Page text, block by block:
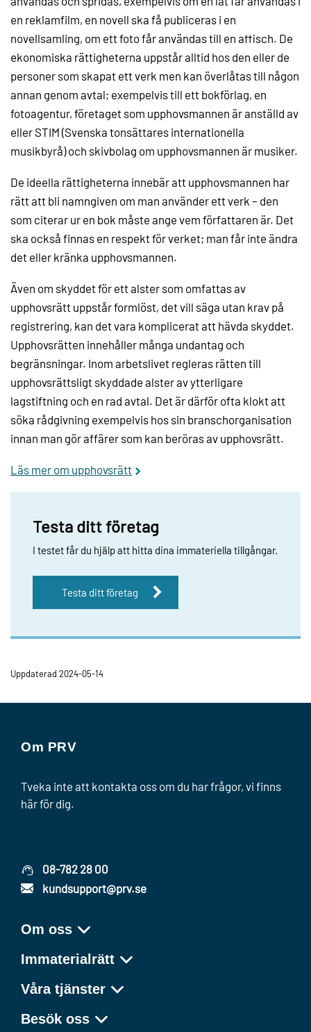
en reklamfilm, en novell ska få publiceras i en
novellsamling, om ett foto får användas till en affisch. De
ekonomiska rättigheterna uppstår alltid hos den eller de
personer som skapat ett verk men kan överlåtas till någon
annan genom avtal; exempelvis till ett bokförlag, en
fotoagentur, företaget som upphovsmannen är anställd av
eller STIM (Svenska tonsättares internationella
musikbyrå) och skivbolag om upphovsmannen är musiker.
De ideella rättigheterna innebär att upphovsmannen har
rätt att bli namngiven om man använder ett verk – den
som citerar ur en bok måste ange vem författaren är. Det
ska också finnas en respekt för verket; man får inte ändra
det eller kränka upphovsmannen.
Även om skyddet för ett alster som omfattas av
upphovsrätt uppstår formlöst, det vill säga utan krav på
registrering, kan det vara komplicerat att hävda skyddet.
Upphovsrätten innehåller många undantag och
begränsningar. Inom arbetslivet regleras rätten till
upphovsrättsligt skyddade alster av ytterligare
lagstiftning och en rad avtal. Det är därför ofta klokt att
söka rådgivning exempelvis hos sin branschorganisation
innan man gör affärer som kan beröras av upphovsrätt.
Läs mer om upphovsrätt
Testa ditt företag
I testet får du hjälp att hitta dina immateriella tillgångar.
Testa ditt företag
Uppdaterad 2024-05-14
Om PRV
Tveka inte att kontakta oss om du har frågor, vi finns
här för dig.
08-782 28 00
kundsupport@prv.se
Om oss
Immaterialrätt
Våra tjänster
Besök oss